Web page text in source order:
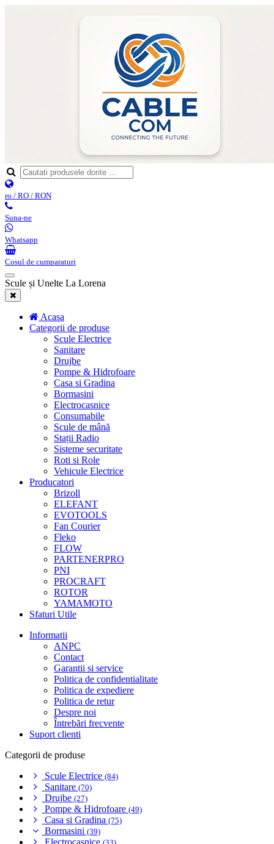
ro / RO / RON
Suna-ne
Whatsapp
Cosul de cumparaturi
Scule și Unelte La Lorena
Acasa
Categorii de produse
Scule Electrice
Sanitare
Drujbe
Pompe & Hidrofoare
Casa si Gradina
Bormasini
Electrocasnice
Consumabile
Scule de mână
Stații Radio
Sisteme securitate
Roti si Role
Vehicule Electrice
Producatori
Brizoll
ELEFANT
EVOTOOLS
Fan Courier
Fleko
FLOW
PARTENERPRO
PNI
PROCRAFT
ROTOR
YAMAMOTO
Sfaturi Utile
Informatii
ANPC
Contact
Garantii si service
Politica de confidentialitate
Politica de expediere
Politica de retur
Despre noi
Întrebări frecvente
Suport clienti
Categorii de produse
Scule Electrice (84)
Sanitare (70)
Drujbe (27)
Pompe & Hidrofoare (49)
Casa si Gradina (75)
Bormasini (39)
Electrocasnice